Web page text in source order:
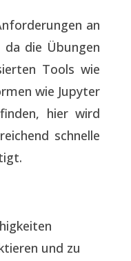
an
da die Übungen
Tools wie
wie Jupyter
hier wird
schnelle
und zu